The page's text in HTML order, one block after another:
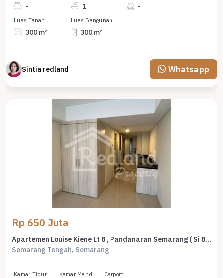
- 1 -
Luas Tanah
300 m²
Luas Bangunan
300 m²
Sintia redland Whatsapp
Rp 650 Juta
Apartemen Louise Kiene Lt 8 , Pandanaran Semarang ( Si 8096 )
Semarang Tengah, Semarang
Kamar Tidur Kamar Mandi Carport